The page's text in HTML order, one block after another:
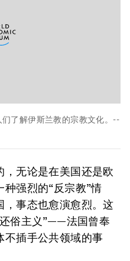
了解伊斯兰教的宗教文化。--
，无论是在美国还是欧
强烈的“反宗教”情
，事态也愈演愈烈。这
俗主义”——法国曾奉
不插手公共领域的事